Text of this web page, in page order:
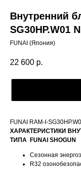
Внутренний
SG30HP.W01
FUNAI (Япония)
22 600 р.
FUNAI RAM-I-
ХАРАКТЕРИСТИКИ
ТИПА FUNAI SHOGUN
Сезонная
R32